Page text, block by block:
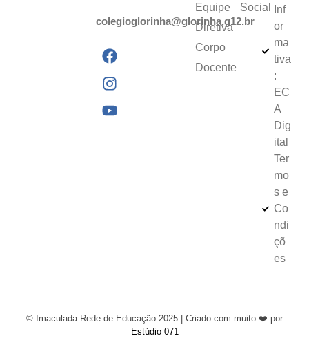
colegioglorinha@glorinha.g12.br
Equipe
Diretiva
Corpo
Docente
Social
Inf
or
ma
tiva
:
EC
A
Dig
ital
Ter
mo
s e
Co
ndi
çõ
es
© Imaculada Rede de Educação 2025 | Criado com muito ❤️ por
Estúdio 071